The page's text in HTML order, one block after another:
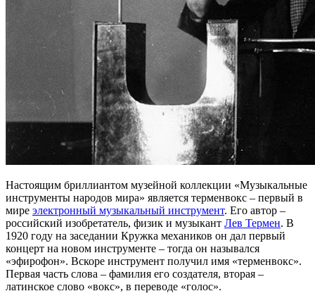
Настоящим бриллиантом музейной коллекции «Музыкальные
инструменты народов мира» является терменвокс – первый в
мире электронный музыкальный инструмент. Его автор –
российский изобретатель, физик и музыкант Лев Термен. В
1920 году на заседании Кружка механиков он дал первый
концерт на новом инструменте – тогда он назывался
«эфирофон». Вскоре инструмент получил имя «терменвокс».
Первая часть слова – фамилия его создателя, вторая –
латинское слово «вокс», в переводе «голос».